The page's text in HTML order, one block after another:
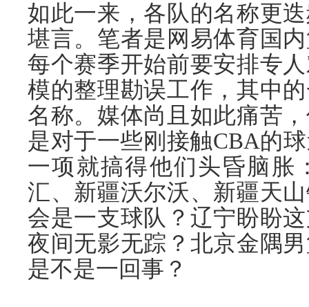
如此一来，各队的名称更
堪言。笔者是网易体育国
每个赛季开始前要安排专
模的整理勘误工作，其中
名称。媒体尚且如此痛苦
是对于一些刚接触CBA的
一项就搞得他们头昏脑胀
汇、新疆沃尔沃、新疆天
会是一支球队？辽宁盼盼
夜间无影无踪？北京金隅
是不是一回事？